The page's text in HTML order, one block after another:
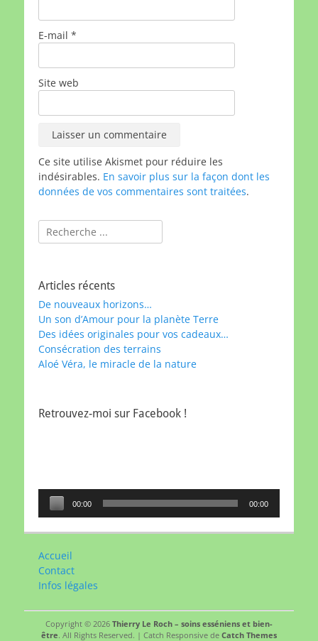
E-mail *
Site web
Ce site utilise Akismet pour réduire les
indésirables. En savoir plus sur la façon dont les
données de vos commentaires sont traitées.
Rechercher :
Articles récents
De nouveaux horizons…
Un son d’Amour pour la planète Terre
Des idées originales pour vos cadeaux…
Consécration des terrains
Aloé Véra, le miracle de la nature
Retrouvez-moi sur Facebook !
Lecteur
audio
00:00 00:00
Accueil
Contact
Infos légales
Copyright © 2026 Thierry Le Roch – soins esséniens et bien-
être. All Rights Reserved. | Catch Responsive de Catch Themes